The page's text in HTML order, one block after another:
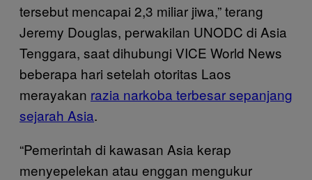
tersebut mencapai 2,3 miliar jiwa,” terang
Jeremy Douglas, perwakilan UNODC di Asia
Tenggara, saat dihubungi VICE World News
beberapa hari setelah otoritas Laos
merayakan razia narkoba terbesar sepanjang
sejarah Asia.
“Pemerintah di kawasan Asia kerap
menyepelekan atau enggan mengukur